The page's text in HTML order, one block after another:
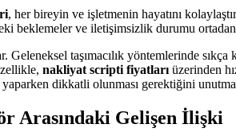
, her bireyin ve işletmenin hayatını
beklemeler ve iletişimsizlik durumu
Geleneksel taşımacılık yöntemlerinde
nakliyat scripti fiyatları üzerinden
dikkatli olunması gerektiğini
Arasındaki Gelişen İlişki